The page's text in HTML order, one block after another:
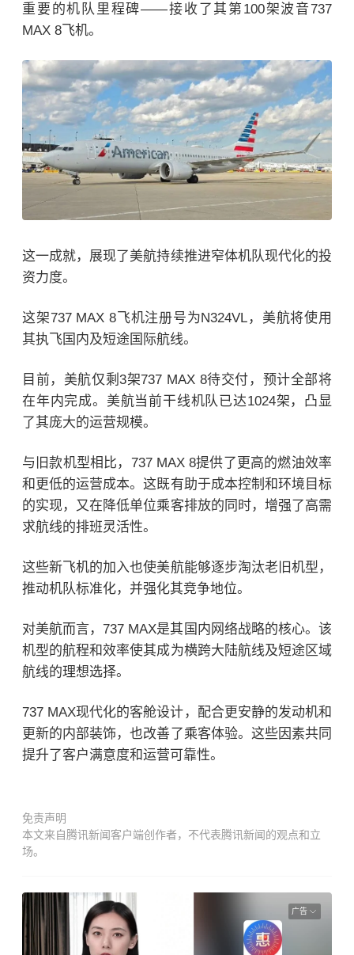
重要的机队里程碑——接收了其第100架波音737
MAX 8飞机。
这一成就，展现了美航持续推进窄体机队现代化的投
资力度。
这架737 MAX 8飞机注册号为N324VL，美航将使用
其执飞国内及短途国际航线。
目前，美航仅剩3架737 MAX 8待交付，预计全部将
在年内完成。美航当前干线机队已达1024架，凸显
了其庞大的运营规模。
与旧款机型相比，737 MAX 8提供了更高的燃油效率
和更低的运营成本。这既有助于成本控制和环境目标
的实现，又在降低单位乘客排放的同时，增强了高需
求航线的排班灵活性。
这些新飞机的加入也使美航能够逐步淘汰老旧机型，
推动机队标准化，并强化其竞争地位。
对美航而言，737 MAX是其国内网络战略的核心。该
机型的航程和效率使其成为横跨大陆航线及短途区域
航线的理想选择。
737 MAX现代化的客舱设计，配合更安静的发动机和
更新的内部装饰，也改善了乘客体验。这些因素共同
提升了客户满意度和运营可靠性。
免责声明
本文来自腾讯新闻客户端创作者，不代表腾讯新闻的观点和立
场。
广告